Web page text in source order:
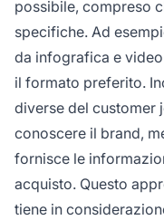
possibile, compreso
specifiche. Ad
da infografica e
il formato preferito.
diverse del customer
conoscere il brand,
fornisce le
acquisto. Questo
tiene in